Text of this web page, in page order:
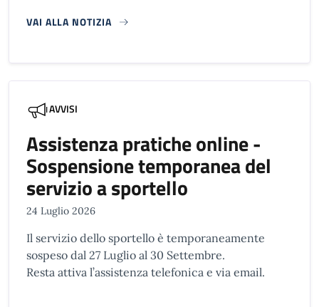
VAI ALLA NOTIZIA
AVVISI
Assistenza pratiche online -
Sospensione temporanea del
servizio a sportello
24 Luglio 2026
Il servizio dello sportello è temporaneamente
sospeso dal 27 Luglio al 30 Settembre.
Resta attiva l’assistenza telefonica e via email.